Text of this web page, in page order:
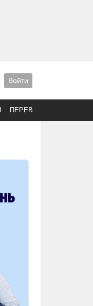
Войти
ПЕРЕВОДЫ